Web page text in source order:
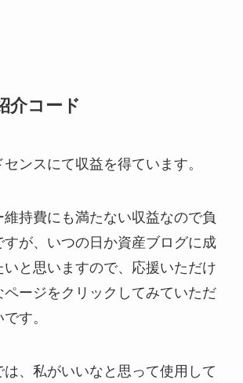
介コード
ンスにて収益を得ています。
持費にも満たない収益なので負
が、いつの日か資産ブログに成
と思いますので、応援いただけ
ページをクリックしてみていただ
す。
、私がいいなと思って使用して